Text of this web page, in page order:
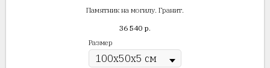
Памятник на могилу. Гранит.
36 540 р.
Размер